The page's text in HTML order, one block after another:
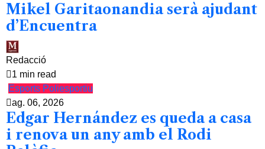
Mikel Garitaonandia serà ajudant
d’Encuentra
Redacció
1 min read
Esports Poliesportiu
ag. 06, 2026
Edgar Hernández es queda a casa
i renova un any amb el Rodi